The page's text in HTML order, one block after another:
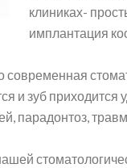
клиниках-
имплантация
современная
и зуб
парадонтоз,